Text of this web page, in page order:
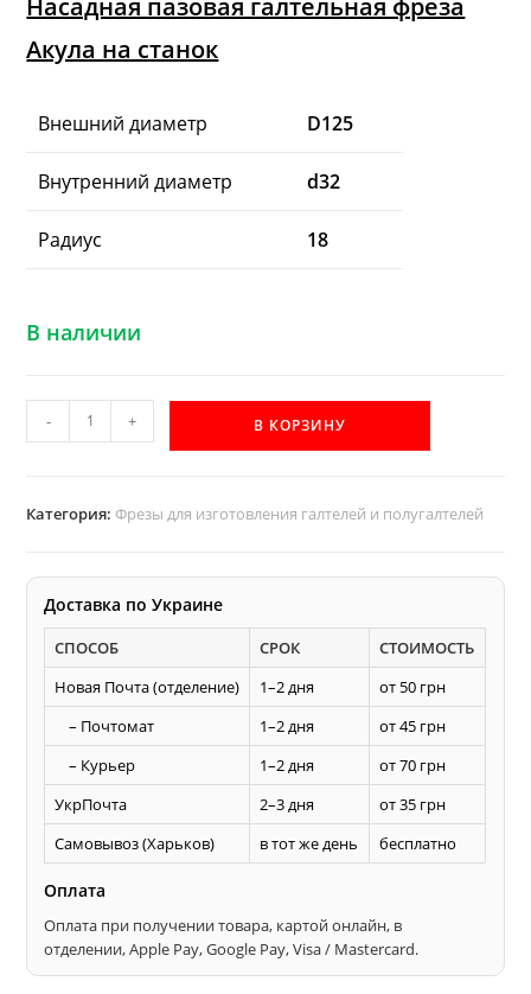
Акула на станок
Внешний диаметр D125
Внутренний диаметр d32
Радиус 18
В наличии
Количество
товара
d32
R18
- + В КОРЗИНУ
Категория:Фрезы для изготовления галтелей и полугалтелей
Доставка по Украине
СПОСОБ СРОК
СТОИМОСТЬ
Новая Почта (отделение)
1–2 дня
от 50 грн
– Почтомат
1–2 дня
от 45 грн
– Курьер
1–2 дня
от 70 грн
УкрПочта
2–3 дня
от 35 грн
Самовывоз (Харьков)
в тот же день бесплатно
Оплата
Оплата при получении товара, картой онлайн, в
отделении, Apple Pay, Google Pay, Visa / Mastercard.